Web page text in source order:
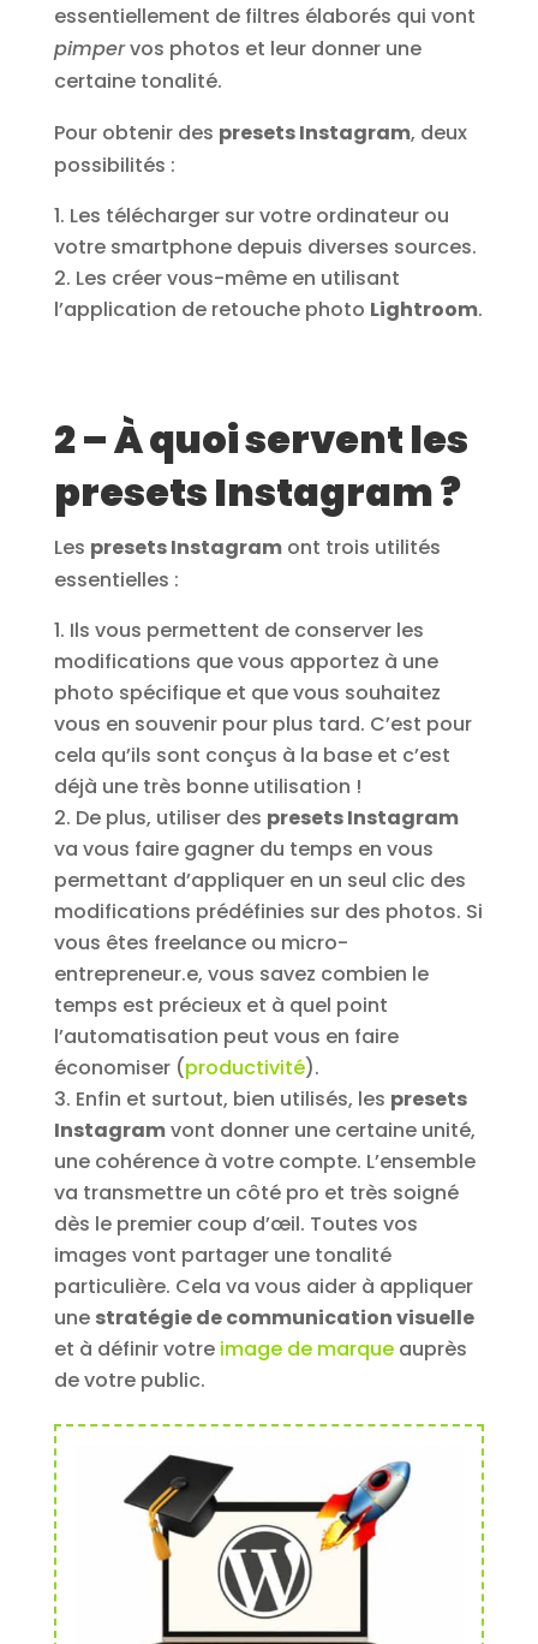
essentiellement de filtres élaborés qui vont
pimpervos photos et leur donner une
certaine tonalité.
Pour obtenir des presets Instagram, deux
possibilités :
Les télécharger sur votre ordinateur ou
votre smartphone depuis diverses sources.
Les créer vous-même en utilisant
l’application de retouche photo Lightroom.
2 – À quoi servent les
presets Instagram ?
Les presets Instagramont trois utilités
essentielles :
Ils vous permettent de conserver les
modifications que vous apportez à une
photo spécifique et que vous souhaitez
vous en souvenir pour plus tard. C’est pour
cela qu’ils sont conçus à la base et c’est
déjà une très bonne utilisation !
De plus, utiliser des presets Instagram
va vous faire gagner du temps en vous
permettant d’appliquer en un seul clic des
modifications prédéfinies sur des photos. Si
vous êtes freelance ou micro-
entrepreneur.e, vous savez combien le
temps est précieux et à quel point
l’automatisation peut vous en faire
économiser (productivité).
Enfin et surtout, bien utilisés, les presets
Instagramvont donner une certaine unité,
une cohérence à votre compte. L’ensemble
va transmettre un côté pro et très soigné
dès le premier coup d’œil. Toutes vos
images vont partager une tonalité
particulière. Cela va vous aider à appliquer
une stratégie de communication visuelle
et à définir votre image de marqueauprès
de votre public.